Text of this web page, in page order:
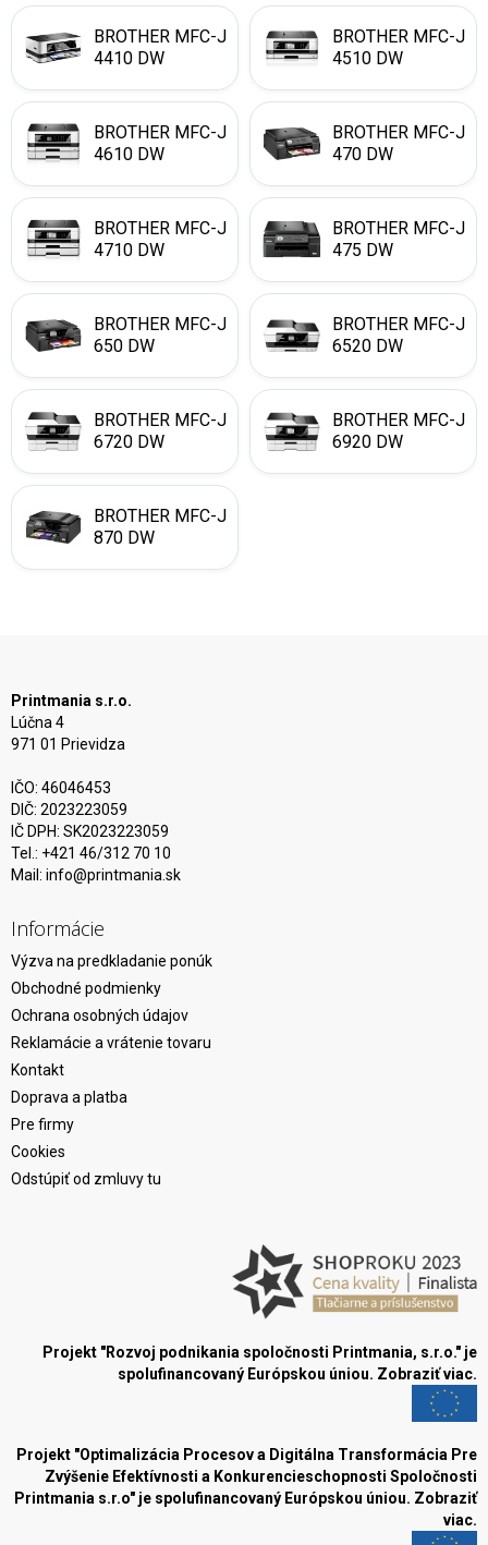
BROTHER MFC-J
4410 DW
BROTHER MFC-J
4510 DW
BROTHER MFC-J
4610 DW
BROTHER MFC-J
470 DW
BROTHER MFC-J
4710 DW
BROTHER MFC-J
475 DW
BROTHER MFC-J
650 DW
BROTHER MFC-J
6520 DW
BROTHER MFC-J
6720 DW
BROTHER MFC-J
6920 DW
BROTHER MFC-J
870 DW
Printmania s.r.o.
Lúčna 4
971 01 Prievidza
IČO: 46046453
DIČ: 2023223059
IČ DPH: SK2023223059
Tel.: +421 46/312 70 10
Mail: info@printmania.sk
Informácie
Výzva na predkladanie ponúk
Obchodné podmienky
Ochrana osobných údajov
Reklamácie a vrátenie tovaru
Kontakt
Doprava a platba
Pre firmy
Cookies
Odstúpiť od zmluvy tu
Projekt "Rozvoj podnikania spoločnosti Printmania, s.r.o." je
spolufinancovaný Európskou úniou. Zobraziť viac.
Projekt "Optimalizácia Procesov a Digitálna Transformácia Pre
Zvýšenie Efektívnosti a Konkurencieschopnosti Spoločnosti
Printmania s.r.o" je spolufinancovaný Európskou úniou. Zobraziť
viac.